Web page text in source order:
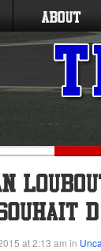
at 2:13 am in